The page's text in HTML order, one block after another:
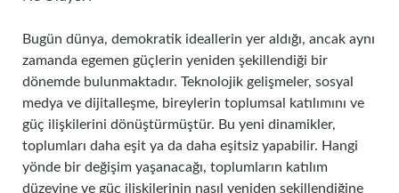
Bugün dünya, demokratik ideallerin yer aldığı, ancak aynı
zamanda egemen güçlerin yeniden şekillendiği bir
dönemde bulunmaktadır. Teknolojik gelişmeler, sosyal
medya ve dijitalleşme, bireylerin toplumsal katılımını ve
güç ilişkilerini dönüştürmüştür. Bu yeni dinamikler,
toplumları daha eşit ya da daha eşitsiz yapabilir. Hangi
yönde bir değişim yaşanacağı, toplumların katılım
düzeyine ve güç ilişkilerinin nasıl yeniden şekillendiğine